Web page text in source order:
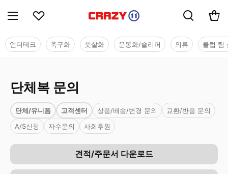
언더테크 축구화 풋살화 운동화/슬리퍼 의류 클럽 팀
단체복 문의
단체/유니폼 고객센터 상품/배송/변경 문의
교환/반품 문의
A/S신청
자수문의 사회후원
견적/주문서 다운로드